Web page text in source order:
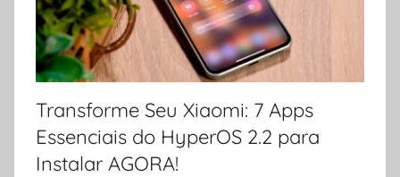
Transforme Seu Xiaomi: 7 Apps
Essenciais do HyperOS 2.2 para
Instalar AGORA!